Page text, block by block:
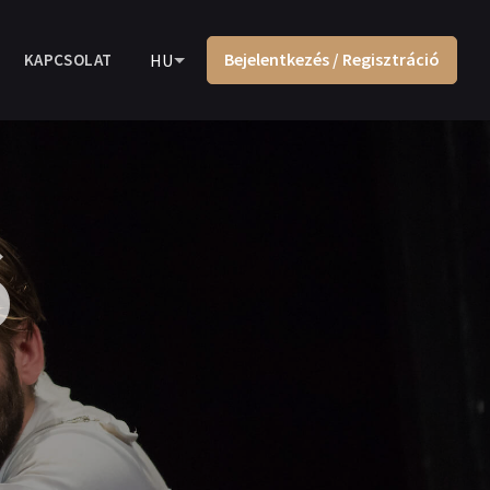
KAPCSOLAT HU Bejelentkezés / Regisztráció